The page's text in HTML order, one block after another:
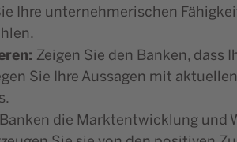
Ihre unternehmerischen
Zeigen Sie den Banken,
Sie Ihre Aussagen mit
die Marktentwicklung und